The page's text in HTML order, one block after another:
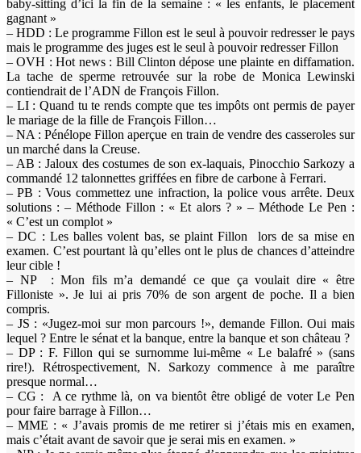
baby-sitting d’ici la fin de la semaine : « les enfants, le placement
gagnant »
– HDD : Le programme Fillon est le seul à pouvoir redresser le pays
mais le programme des juges est le seul à pouvoir redresser Fillon
– OVH : Hot news : Bill Clinton dépose une plainte en diffamation.
La tache de sperme retrouvée sur la robe de Monica Lewinski
contiendrait de l’ADN de François Fillon.
– LI : Quand tu te rends compte que tes impôts ont permis de payer
le mariage de la fille de François Fillon…
– NA : Pénélope Fillon aperçue en train de vendre des casseroles sur
un marché dans la Creuse.
– AB : Jaloux des costumes de son ex-laquais, Pinocchio Sarkozy a
commandé 12 talonnettes griffées en fibre de carbone à Ferrari.
– PB : Vous commettez une infraction, la police vous arrête. Deux
solutions : – Méthode Fillon : « Et alors ? » – Méthode Le Pen :
« C’est un complot »
– DC : Les balles volent bas, se plaint Fillon lors de sa mise en
examen. C’est pourtant là qu’elles ont le plus de chances d’atteindre
leur cible !
– NP : Mon fils m’a demandé ce que ça voulait dire « être
Filloniste ». Je lui ai pris 70% de son argent de poche. Il a bien
compris.
– JS : «Jugez-moi sur mon parcours !», demande Fillon. Oui mais
lequel ? Entre le sénat et la banque, entre la banque et son château ?
– DP : F. Fillon qui se surnomme lui-même « Le balafré » (sans
rire!). Rétrospectivement, N. Sarkozy commence à me paraître
presque normal…
– CG : A ce rythme là, on va bientôt être obligé de voter Le Pen
pour faire barrage à Fillon…
– MME : « J’avais promis de me retirer si j’étais mis en examen,
mais c’était avant de savoir que je serai mis en examen. »